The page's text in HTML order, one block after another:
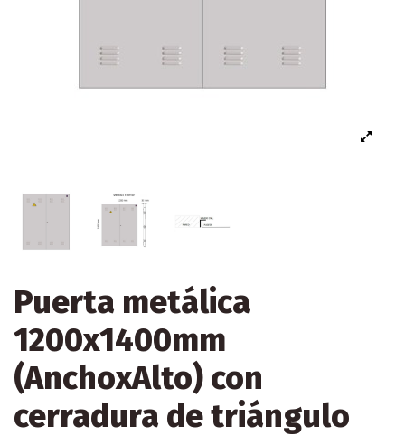
Puerta metálica
1200x1400mm
(AnchoxAlto) con
cerradura de triángulo